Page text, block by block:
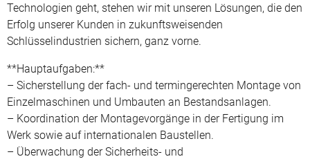
Technologien geht, stehen wir mit unseren Lösungen, die den
Erfolg unserer Kunden in zukunftsweisenden
Schlüsselindustrien sichern, ganz vorne.
**Hauptaufgaben:**
– Sicherstellung der fach- und termingerechten Montage von
Einzelmaschinen und Umbauten an Bestandsanlagen.
– Koordination der Montagevorgänge in der Fertigung im
Werk sowie auf internationalen Baustellen.
– Überwachung der Sicherheits- und